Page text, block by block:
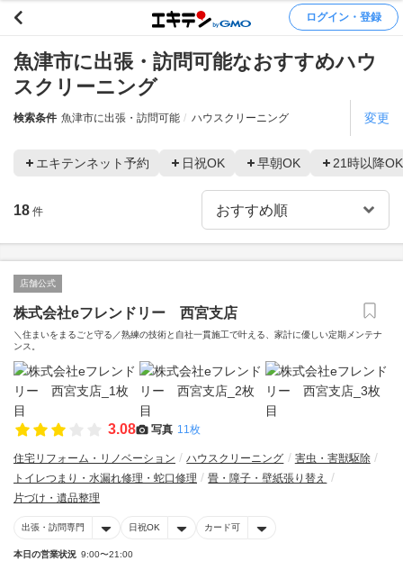
ログイン・登録
魚津市に出張・訪問可能なおすすめハウ
スクリーニング
検索条件 魚津市に出張・訪問可能 ハウスクリーニング 変更
エキテンネット予約 日祝OK 早朝OK 21時以降OK
18 件
店舗公式
株式会社eフレンドリー 西宮支店
＼住まいをまるごと守る／熟練の技術と自社一貫施工で叶える、家計に優しい定期メンテナ
ンス。
3.08 写真 11枚
住宅リフォーム・リノベーション ハウスクリーニング
害虫・害獣駆除
トイレつまり・水漏れ修理・蛇口修理
畳・障子・壁紙張り替え
片づけ・遺品整理
出張・訪問専門 日祝OK カード可
本日の営業状況 9:00〜21:00